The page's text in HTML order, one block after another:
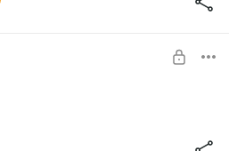
- Не просыпайся
Пикселей